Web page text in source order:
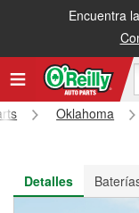
Encuentra
Recibe tu orden
Oklahoma
Detalles